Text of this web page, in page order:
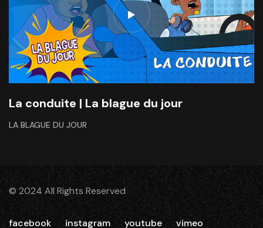
La conduite | La blague du jour
LA BLAGUE DU JOUR
© 2024 All Rights Reserved
facebook instagram youtube vimeo